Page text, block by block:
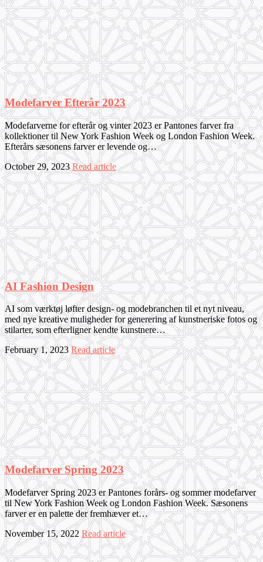
Modefarver Efterår 2023
Modefarverne for efterår og vinter 2023 er Pantones farver fra
kollektioner til New York Fashion Week og London Fashion Week.
Efterårs sæsonens farver er levende og…
October 29, 2023 Read article
AI Fashion Design
AI som værktøj løfter design- og modebranchen til et nyt niveau,
med nye kreative muligheder for generering af kunstneriske fotos og
stilarter, som efterligner kendte kunstnere…
February 1, 2023 Read article
Modefarver Spring 2023
Modefarver Spring 2023 er Pantones forårs- og sommer modefarver
til New York Fashion Week og London Fashion Week. Sæsonens
farver er en palette der fremhæver et…
November 15, 2022 Read article